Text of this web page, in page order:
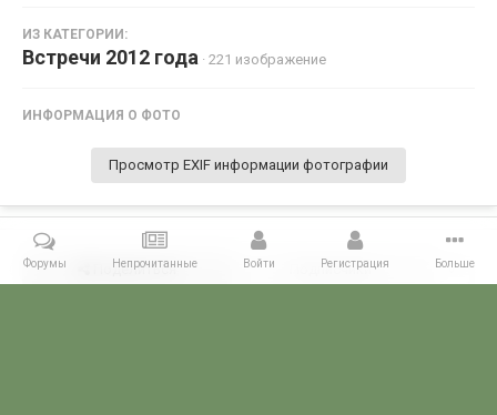
ИЗ КАТЕГОРИИ:
Встречи 2012 года · 221 изображение
ИНФОРМАЦИЯ О ФОТО
Просмотр EXIF информации фотографии
Поделиться Подписчики 0
Форумы Непрочитанные Войти Регистрация Больше